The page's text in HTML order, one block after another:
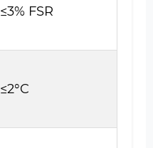
≤3% FSR
≤2°C